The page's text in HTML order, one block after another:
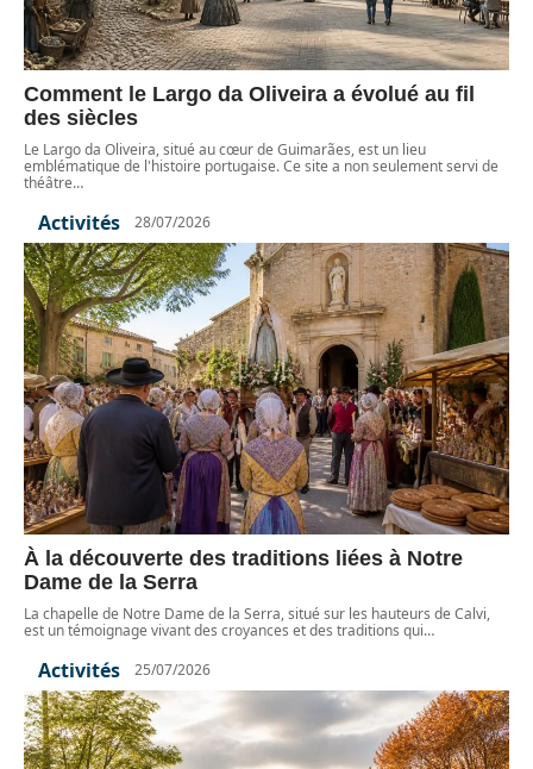
Comment le Largo da Oliveira a évolué au fil
des siècles
Le Largo da Oliveira, situé au cœur de Guimarães, est un lieu
emblématique de l'histoire portugaise. Ce site a non seulement servi de
théâtre…
Activités 28/07/2026
À la découverte des traditions liées à Notre
Dame de la Serra
La chapelle de Notre Dame de la Serra, situé sur les hauteurs de Calvi,
est un témoignage vivant des croyances et des traditions qui…
Activités 25/07/2026